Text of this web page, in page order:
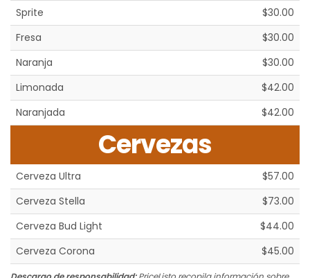
Sprite
$30.00
Fresa
$30.00
Naranja
$30.00
Limonada
$42.00
Naranjada
$42.00
Cervezas
Cerveza Ultra
$57.00
Cerveza Stella
$73.00
Cerveza Bud Light
$44.00
Cerveza Corona
$45.00